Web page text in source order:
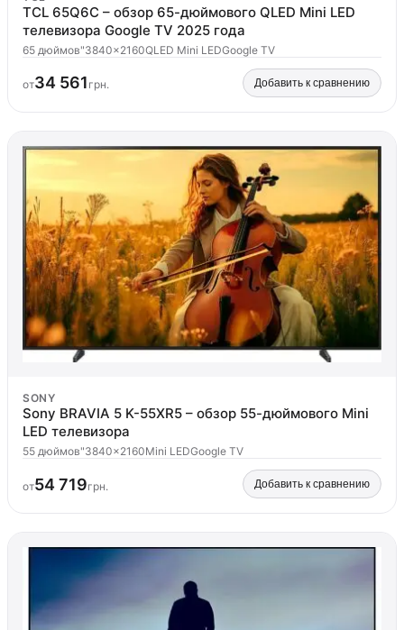
TCL 65Q6C – обзор 65-дюймового QLED Mini LED
телевизора Google TV 2025 года
65 дюймов"3840x2160QLED Mini LEDGoogle TV
от34 561 грн. Добавить к сравнению
SONY
Sony BRAVIA 5 K-55XR5 – обзор 55-дюймового Mini
LED телевизора
55 дюймов"3840x2160Mini LEDGoogle TV
от54 719грн. Добавить к сравнению